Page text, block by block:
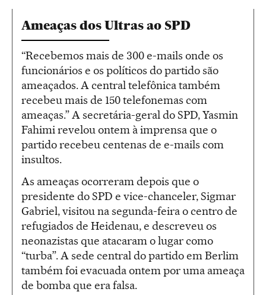
Ameaças dos Ultras ao SPD
“Recebemos mais de 300 e-mails onde os
funcionários e os políticos do partido são
ameaçados. A central telefônica também
recebeu mais de 150 telefonemas com
ameaças.” A secretária-geral do SPD, Yasmin
Fahimi revelou ontem à imprensa que o
partido recebeu centenas de e-mails com
insultos.
As ameaças ocorreram depois que o
presidente do SPD e vice-chanceler, Sigmar
Gabriel, visitou na segunda-feira o centro de
refugiados de Heidenau, e descreveu os
neonazistas que atacaram o lugar como
“turba”. A sede central do partido em Berlim
também foi evacuada ontem por uma ameaça
de bomba que era falsa.